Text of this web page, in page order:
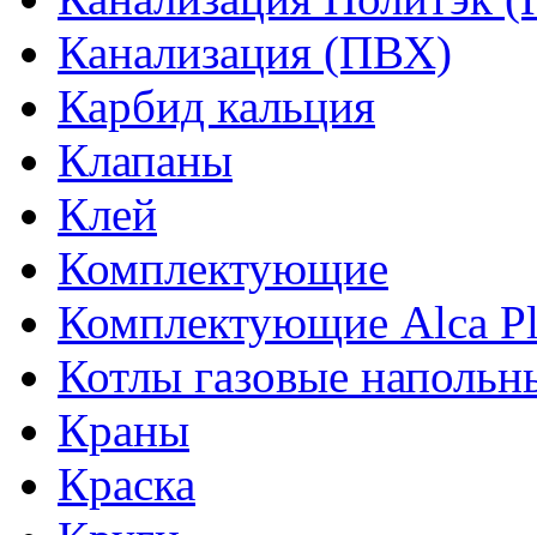
Канализация (ПВХ)
Карбид кальция
Клапаны
Клей
Комплектующие
Комплектующие Alca
Котлы газовые
Краны
Краска